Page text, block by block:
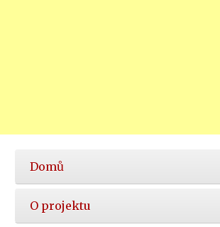
Hlavní
nabídka
Domů
O projektu